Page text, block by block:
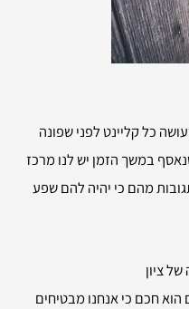
כל קליינט לפני שפונה
במשך הזמן יש לנו מרכז
מהם כי יהיה להם שפע
ציון
חכם כי אנחנו מבטיחים